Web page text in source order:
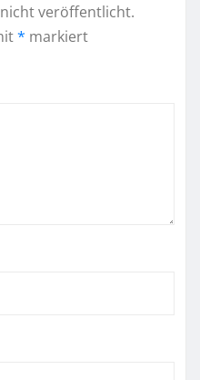
veröffentlicht.
* markiert